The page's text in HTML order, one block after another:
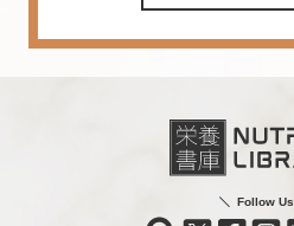
Follow Us